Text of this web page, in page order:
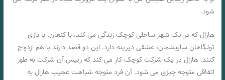
شود.
هازال که در یک شهر ساحلی کوچک زندگی می‌ کند، با کنعان، با بازی
تولگاهان ساییشمان، عشقی دیرینه دارد. این دو قصد دارند با هم ازدواج
کنند. هازال در یک شرکت کوچک کار می کند که رییس آن شرکت به طور
اتفاقی متوجه چیزی می شود. آن فرد متوجه شباهت عجیب هازال به